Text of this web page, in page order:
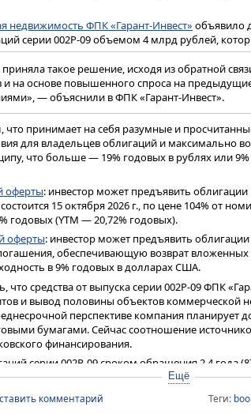
недвижимость ФПК «Гарант-Инвест» объявило
серии 002Р-09 объемом 4 млрд рублей,
такое решение, исходя из обратной
и на основе повышенного спроса на
— объяснили в ФПК «Гарант-Инвест».
принимает на себя разумные и
для владельцев облигаций и максимально
что больше — 19% годовых в рублях или
оферты: инвестор может предъявить
15 октября 2026 г., по цене 104% от
годовых (YTM — 20,72% годовых).
оферты: инвестор может предъявить
обеспечивающую возврат вложенных
в 9% годовых в долларах США.
что средства от выпуска серии 002Р-09 ФПК
и вывод половины объектов коммерческой
перспективе компания планирует
бумагами. Сейчас соотношение
финансирования.
серии 002Р-09 сроком обращения 2,4 года
на биржу 22 мая. Ставка ежемесячного
обращения. Организаторы —
Газпромбанк
инвесторам при
Ещё
комментарий Теги: